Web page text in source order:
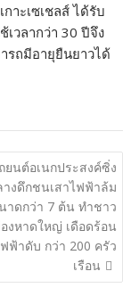
าะเซเชลส์ ได้รับ
วลากว่า 30 ปีจึง
รถมีอายุยืนยาวได้
ยนต์อเนกประสงค์ซิ่ง
างดึกชนเสาไฟฟ้าล้ม
าดกว่า 7 ต้น ทำชาว
งหาดใหญ่ เดือดร้อน
ฟ้าดับ กว่า 200 ครัว
เรือน